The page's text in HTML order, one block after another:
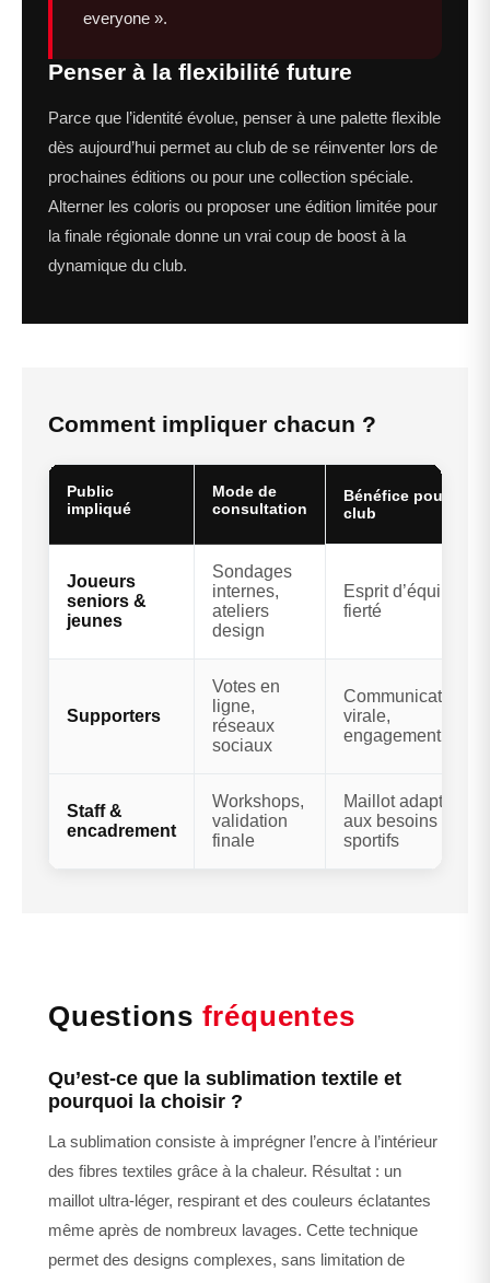
everyone ».
Penser à la flexibilité future
Parce que l’identité évolue, penser à une palette flexible
dès aujourd’hui permet au club de se réinventer lors de
prochaines éditions ou pour une collection spéciale.
Alterner les coloris ou proposer une édition limitée pour
la finale régionale donne un vrai coup de boost à la
dynamique du club.
Comment impliquer chacun ?
Public
impliqué
Mode de
consultation
Bénéfice pour le
club
Joueurs
seniors &
jeunes
Sondages
internes,
ateliers
design
Esprit d’équipe,
fierté
Supporters
Votes en
ligne,
réseaux
sociaux
Communication
virale,
engagement
Staff &
encadrement
Workshops,
validation
finale
Maillot adapté
aux besoins
sportifs
Questions fréquentes
Qu’est-ce que la sublimation textile et
pourquoi la choisir ?
La sublimation consiste à imprégner l’encre à l’intérieur
des fibres textiles grâce à la chaleur. Résultat : un
maillot ultra-léger, respirant et des couleurs éclatantes
même après de nombreux lavages. Cette technique
permet des designs complexes, sans limitation de